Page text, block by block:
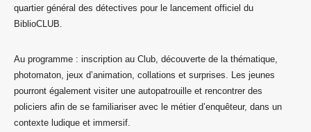
quartier général des détectives pour le lancement officiel du
BiblioCLUB.
Au programme : inscription au Club, découverte de la thématique,
photomaton, jeux d’animation, collations et surprises. Les jeunes
pourront également visiter une autopatrouille et rencontrer des
policiers afin de se familiariser avec le métier d’enquêteur, dans un
contexte ludique et immersif.